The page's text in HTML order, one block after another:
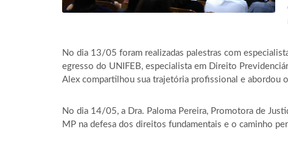
No dia 13/05 foram realizadas palestras com
egresso do UNIFEB, especialista em Direito
Alex compartilhou sua trajetória profissional e abordou
No dia 14/05, a Dra. Paloma Pereira, Promotora de
MP na defesa dos direitos fundamentais e o caminho